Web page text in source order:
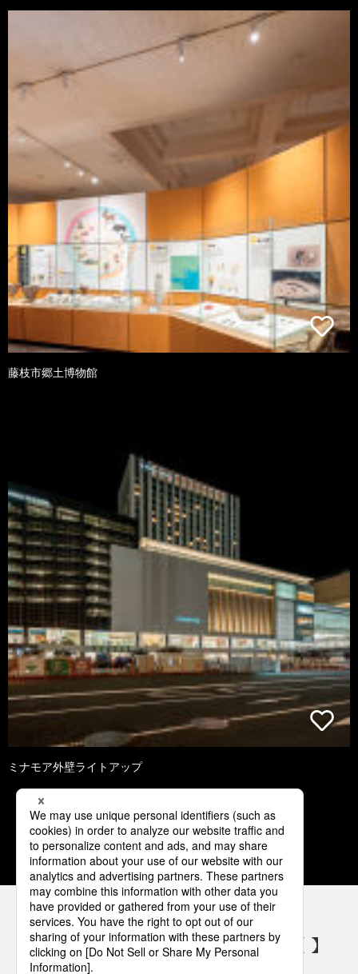
藤枝市郷土博物館
ミナモア外壁ライトアップ
1 2 3 4 5
パナソニックの電気設備 SNSアカウント